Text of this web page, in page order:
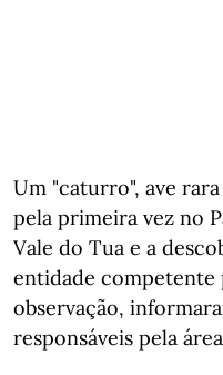
Um "caturro", ave
pela primeira vez no
Vale do Tua e a
entidade competente
observação,
responsáveis pela